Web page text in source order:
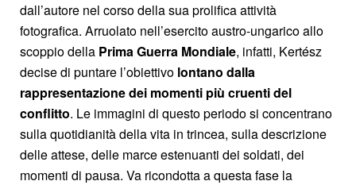
dall’autore nel corso della sua prolifica attività
fotografica. Arruolato nell’esercito austro-ungarico allo
scoppio della Prima Guerra Mondiale, infatti, Kertész
decise di puntare l’obiettivo lontano dalla
rappresentazione dei momenti più cruenti del
conflitto. Le immagini di questo periodo si concentrano
sulla quotidianità della vita in trincea, sulla descrizione
delle attese, delle marce estenuanti dei soldati, dei
momenti di pausa. Va ricondotta a questa fase la